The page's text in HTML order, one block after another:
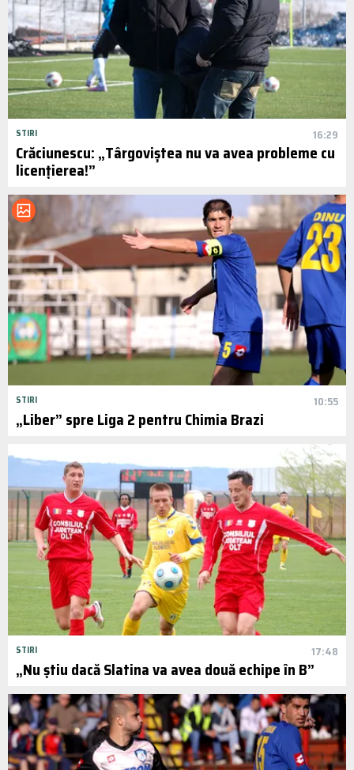
STIRI 16:29
Crăciunescu: „Târgoviștea nu va avea probleme cu
licențierea!”
STIRI 10:55
„Liber” spre Liga 2 pentru Chimia Brazi
STIRI 17:48
„Nu știu dacă Slatina va avea două echipe în B”